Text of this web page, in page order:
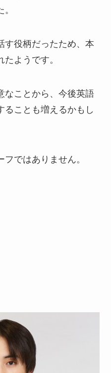
す役柄だったため、本
ようです。
なことから、今後英語
ることも増えるかもし
ではありません。